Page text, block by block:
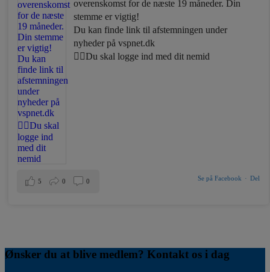
overenskomst for de næste 19 måneder. Din
stemme er vigtig!
Du kan finde link til afstemningen under
nyheder på vspnet.dk
☝🏼Du skal logge ind med dit nemid
Se på Facebook · Del
5 0 0
Ønsker du at blive medlem? Kontakt os i dag